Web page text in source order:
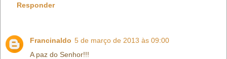
Responder
Francinaldo 5 de março de 2013 às 09:00
A paz do Senhor!!!